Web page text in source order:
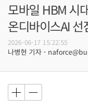
모바일 HBM 시
온디바이스AI
2026-06-17 15:22:55
나병현 기자 -